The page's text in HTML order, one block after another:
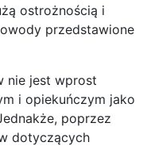
ostrożnością i
przedstawione
nie jest wprost
i opiekuńczym jako
poprzez
dotyczących